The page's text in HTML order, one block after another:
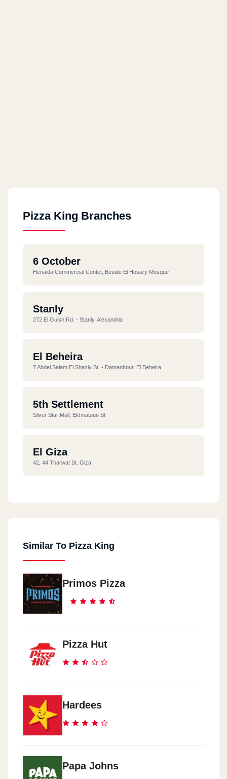
Pizza King Branches
6 October
Henaida Commercial Center, Beside El Hosary Mosque
Stanly
272 El Guish Rd. - Stanly, Alexandria
El Beheira
7 Abdel Salam El Shazly St. - Damanhour, El Beheira
5th Settlement
Silver Star Mall, Ekhnatoun St
El Giza
42, 44 Tharwat St. Giza
El Abbassia
Hurghada
Sheraton Rd. Abou El Abbas Division - Sekala, Hurghada
Banha
Farid Nada St. - Banha, Kaliobeya
8/2 El Nasr St
El Mohandeseen
Similar To Pizza King
Primos Pizza
Pizza Hut
Hardees
Papa Johns